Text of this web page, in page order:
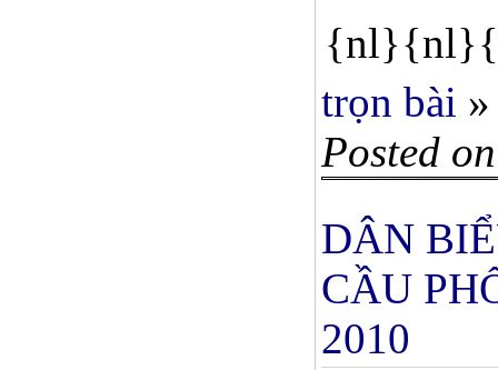
trọn bài »
Posted
DÂN
CẦU
2010